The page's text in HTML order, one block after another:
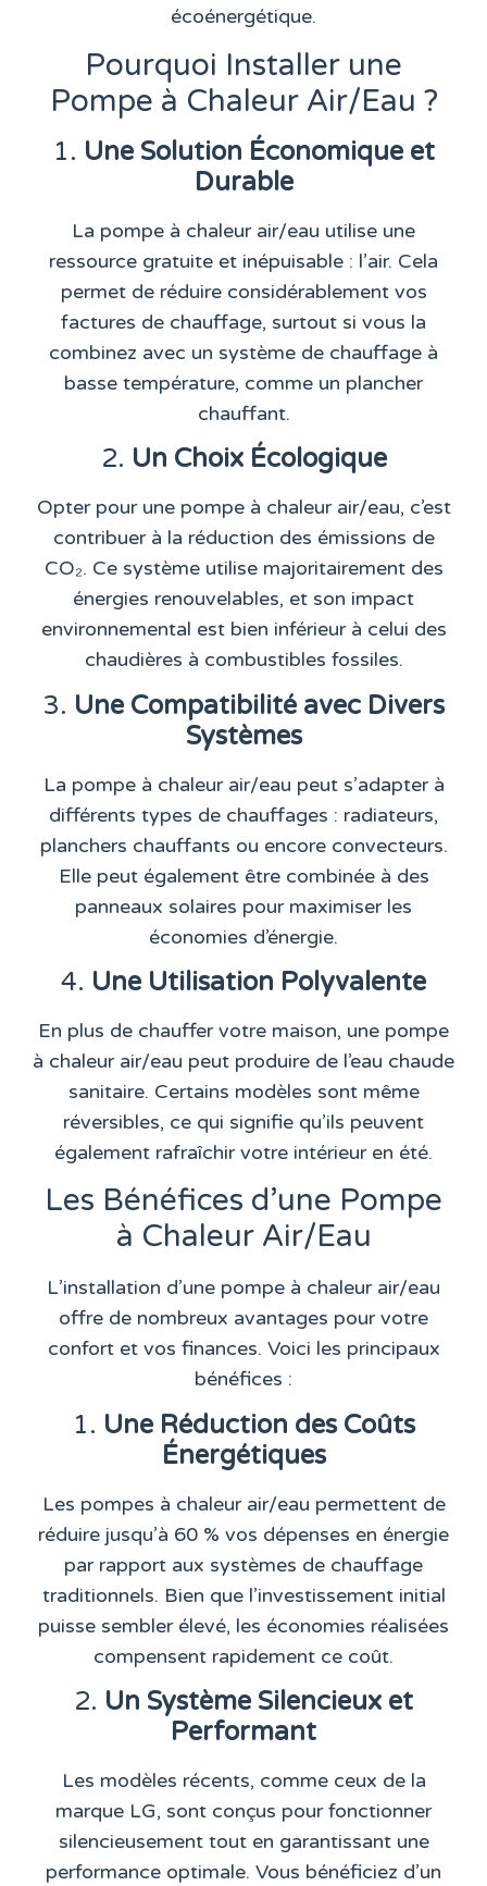
écoénergétique.
Pourquoi Installer une
Pompe à Chaleur Air/Eau ?
1. Une Solution Économique et
Durable
La pompe à chaleur air/eau utilise une
ressource gratuite et inépuisable : l’air. Cela
permet de réduire considérablement vos
factures de chauffage, surtout si vous la
combinez avec un système de chauffage à
basse température, comme un plancher
chauffant.
2. Un Choix Écologique
Opter pour une pompe à chaleur air/eau, c’est
contribuer à la réduction des émissions de
CO₂. Ce système utilise majoritairement des
énergies renouvelables, et son impact
environnemental est bien inférieur à celui des
chaudières à combustibles fossiles.
3. Une Compatibilité avec Divers
Systèmes
La pompe à chaleur air/eau peut s’adapter à
différents types de chauffages : radiateurs,
planchers chauffants ou encore convecteurs.
Elle peut également être combinée à des
panneaux solaires pour maximiser les
économies d’énergie.
4. Une Utilisation Polyvalente
En plus de chauffer votre maison, une pompe
à chaleur air/eau peut produire de l’eau chaude
sanitaire. Certains modèles sont même
réversibles, ce qui signifie qu’ils peuvent
également rafraîchir votre intérieur en été.
Les Bénéfices d’une Pompe
à Chaleur Air/Eau
L’installation d’une pompe à chaleur air/eau
offre de nombreux avantages pour votre
confort et vos finances. Voici les principaux
bénéfices :
1. Une Réduction des Coûts
Énergétiques
Les pompes à chaleur air/eau permettent de
réduire jusqu’à 60 % vos dépenses en énergie
par rapport aux systèmes de chauffage
traditionnels. Bien que l’investissement initial
puisse sembler élevé, les économies réalisées
compensent rapidement ce coût.
2. Un Système Silencieux et
Performant
Les modèles récents, comme ceux de la
marque LG, sont conçus pour fonctionner
silencieusement tout en garantissant une
performance optimale. Vous bénéficiez d’un